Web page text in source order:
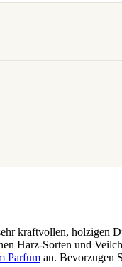
kraftvollen, holzigen
Harz-Sorten und
Parfum an. Bevorzugen